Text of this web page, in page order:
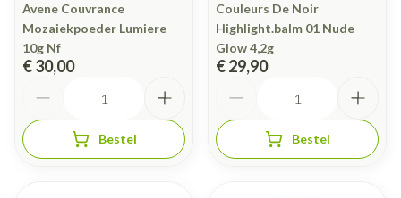
Avene Couvrance
Mozaiekpoeder Lumiere
10g Nf
€ 30,00
Bestel
Couleurs De Noir
Highlight.balm 01 Nude
Glow 4,2g
€ 29,90
Bestel